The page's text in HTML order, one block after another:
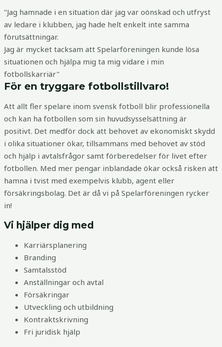
"Jag hamnade i en situation där jag var oönskad och utfryst
av ledare i klubben, jag hade helt enkelt inte samma
förutsättningar.
Jag är mycket tacksam att Spelarföreningen kunde lösa
situationen och hjälpa mig ta mig vidare i min
fotbollskarriär"
För en tryggare fotbollstillvaro!
Att allt fler spelare inom svensk fotboll blir professionella
och kan ha fotbollen som sin huvudsysselsättning är
positivt. Det medför dock att behovet av ekonomiskt skydd
i olika situationer ökar, tillsammans med behovet av stöd
och hjälp i avtalsfrågor samt förberedelser för livet efter
fotbollen. Med mer pengar inblandade ökar också risken att
hamna i tvist med exempelvis klubb, agent eller
försäkringsbolag. Det är då vi på Spelar­föreningen rycker
in!
Vi hjälper dig med
Karriärsplanering
Branding
Samtalsstöd
Anställningar och avtal
Försäkringar
Utveckling och utbildning
Kontraktskrivning
Fri juridisk hjälp